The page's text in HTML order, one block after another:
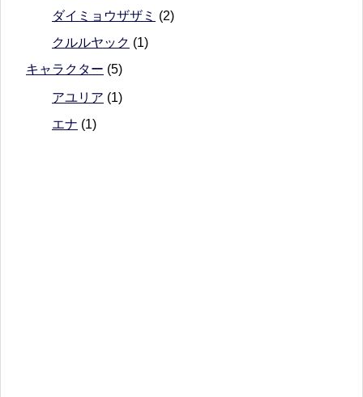
ダイミョウザザミ (2)
クルルヤック (1)
キャラクター (5)
アユリア (1)
エナ (1)